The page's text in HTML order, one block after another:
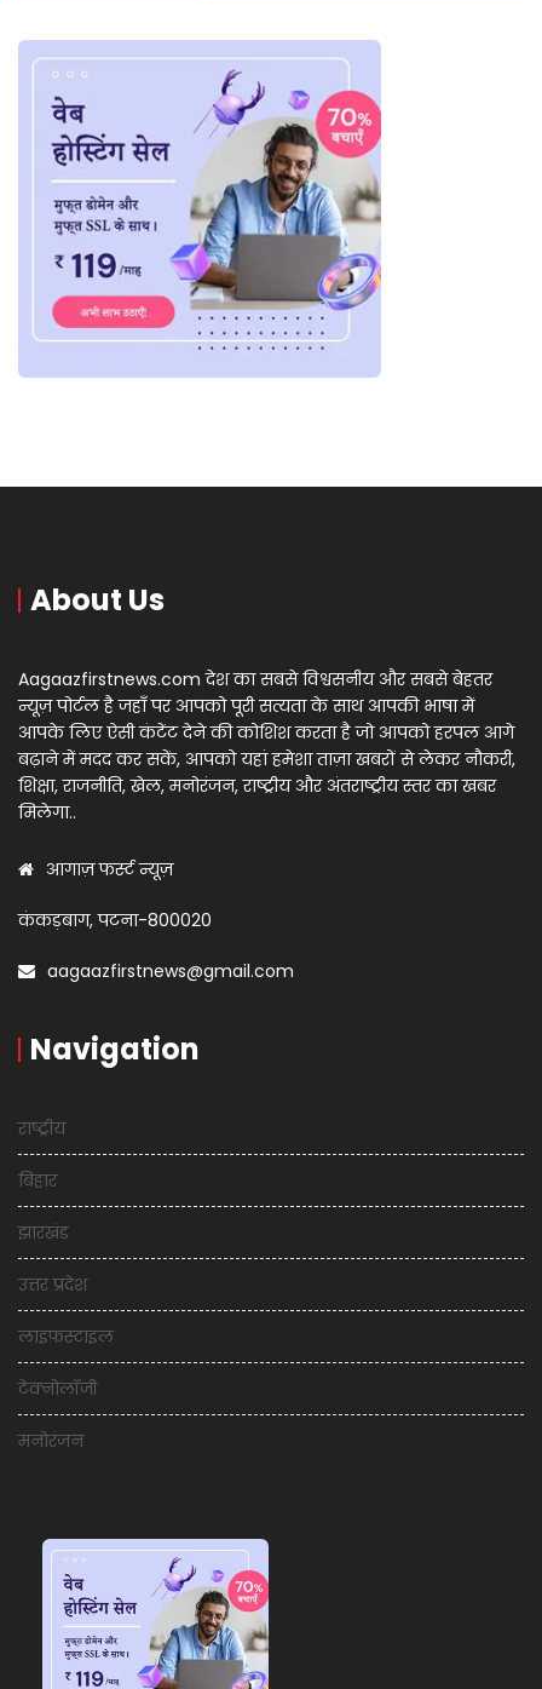
About Us
Aagaazfirstnews.com देश का सबसे विश्वसनीय और सबसे बेहतर
न्यूज़ पोर्टल है जहाँ पर आपको पूरी सत्यता के साथ आपकी भाषा में
आपके लिए ऐसी कंटेंट देने की कोशिश करता है जो आपको हरपल आगे
बढ़ाने में मदद कर सकें, आपको यहां हमेशा ताज़ा खबरों से लेकर नौकरी,
शिक्षा, राजनीति, खेल, मनोरंजन, राष्ट्रीय और अंतराष्ट्रीय स्तर का खबर
मिलेगा..
आगाज़ फर्स्ट न्यूज़
कंकड़बाग, पटना-800020
aagaazfirstnews@gmail.com
Navigation
राष्ट्रीय
बिहार
झारखंड
उत्तर प्रदेश
लाइफस्टाइल
टेक्नोलॉजी
मनोरंजन